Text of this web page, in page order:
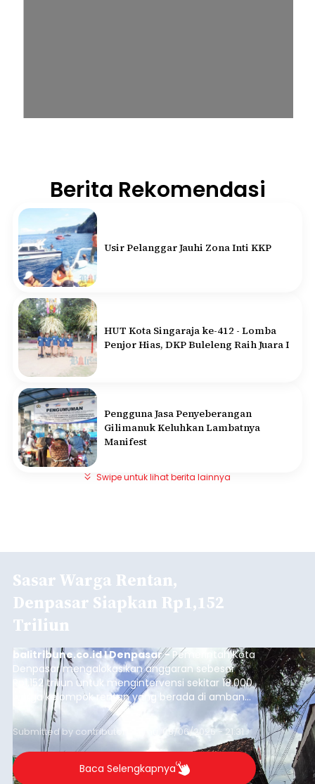
Berita Rekomendasi
Usir Pelanggar Jauhi Zona Inti KKP
HUT Kota Singaraja ke-412 - Lomba
Penjor Hias, DKP Buleleng Raih Juara I
Pengguna Jasa Penyeberangan
Gilimanuk Keluhkan Lambatnya
Manifest
Swipe untuk lihat berita lainnya
Sasar Warga Rentan,
Denpasar Siapkan Rp1,152
Triliun
balitribune.co.id I Denpasar - Pemerintah Kota
Denpasar mengalokasikan anggaran sebesar
Rp1,152 triliun untuk mengintervensi sekitar 18.000
warga kelompok rentan yang berada di ambang
garis kemiskinan. Langkah strategis ini diambil
guna menjaga masyarakat yang berada pada
kelompok desil 5 dan 6 tersebut agar tidak
merosot ke kategori miskin.
Submitted by contributor Thu, 08/06/2026 - 21:31
Baca Selengkapnya